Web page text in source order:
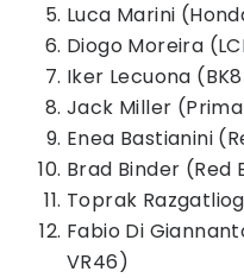
Luca Marini
Diogo Moreira
Iker Lecuona
Jack Miller
Enea Bastianini
Brad Binder (Red
Toprak
Fabio Di
VR46)